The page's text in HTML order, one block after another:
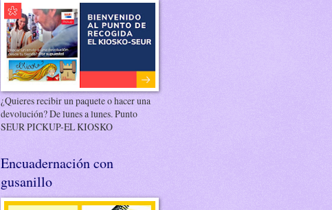
¿Quieres recibir un paquete o hacer una
devolución? De lunes a lunes. Punto
SEUR PICKUP-EL KIOSKO
Encuadernación con
gusanillo